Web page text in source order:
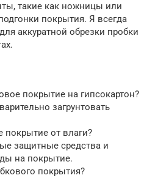
такие как ножницы или
покрытия. Я всегда
аккуратной обрезки пробки
покрытие на гипсокартон?
загрунтовать
покрытие от влаги?
защитные средства и
на покрытие.
покрытия?